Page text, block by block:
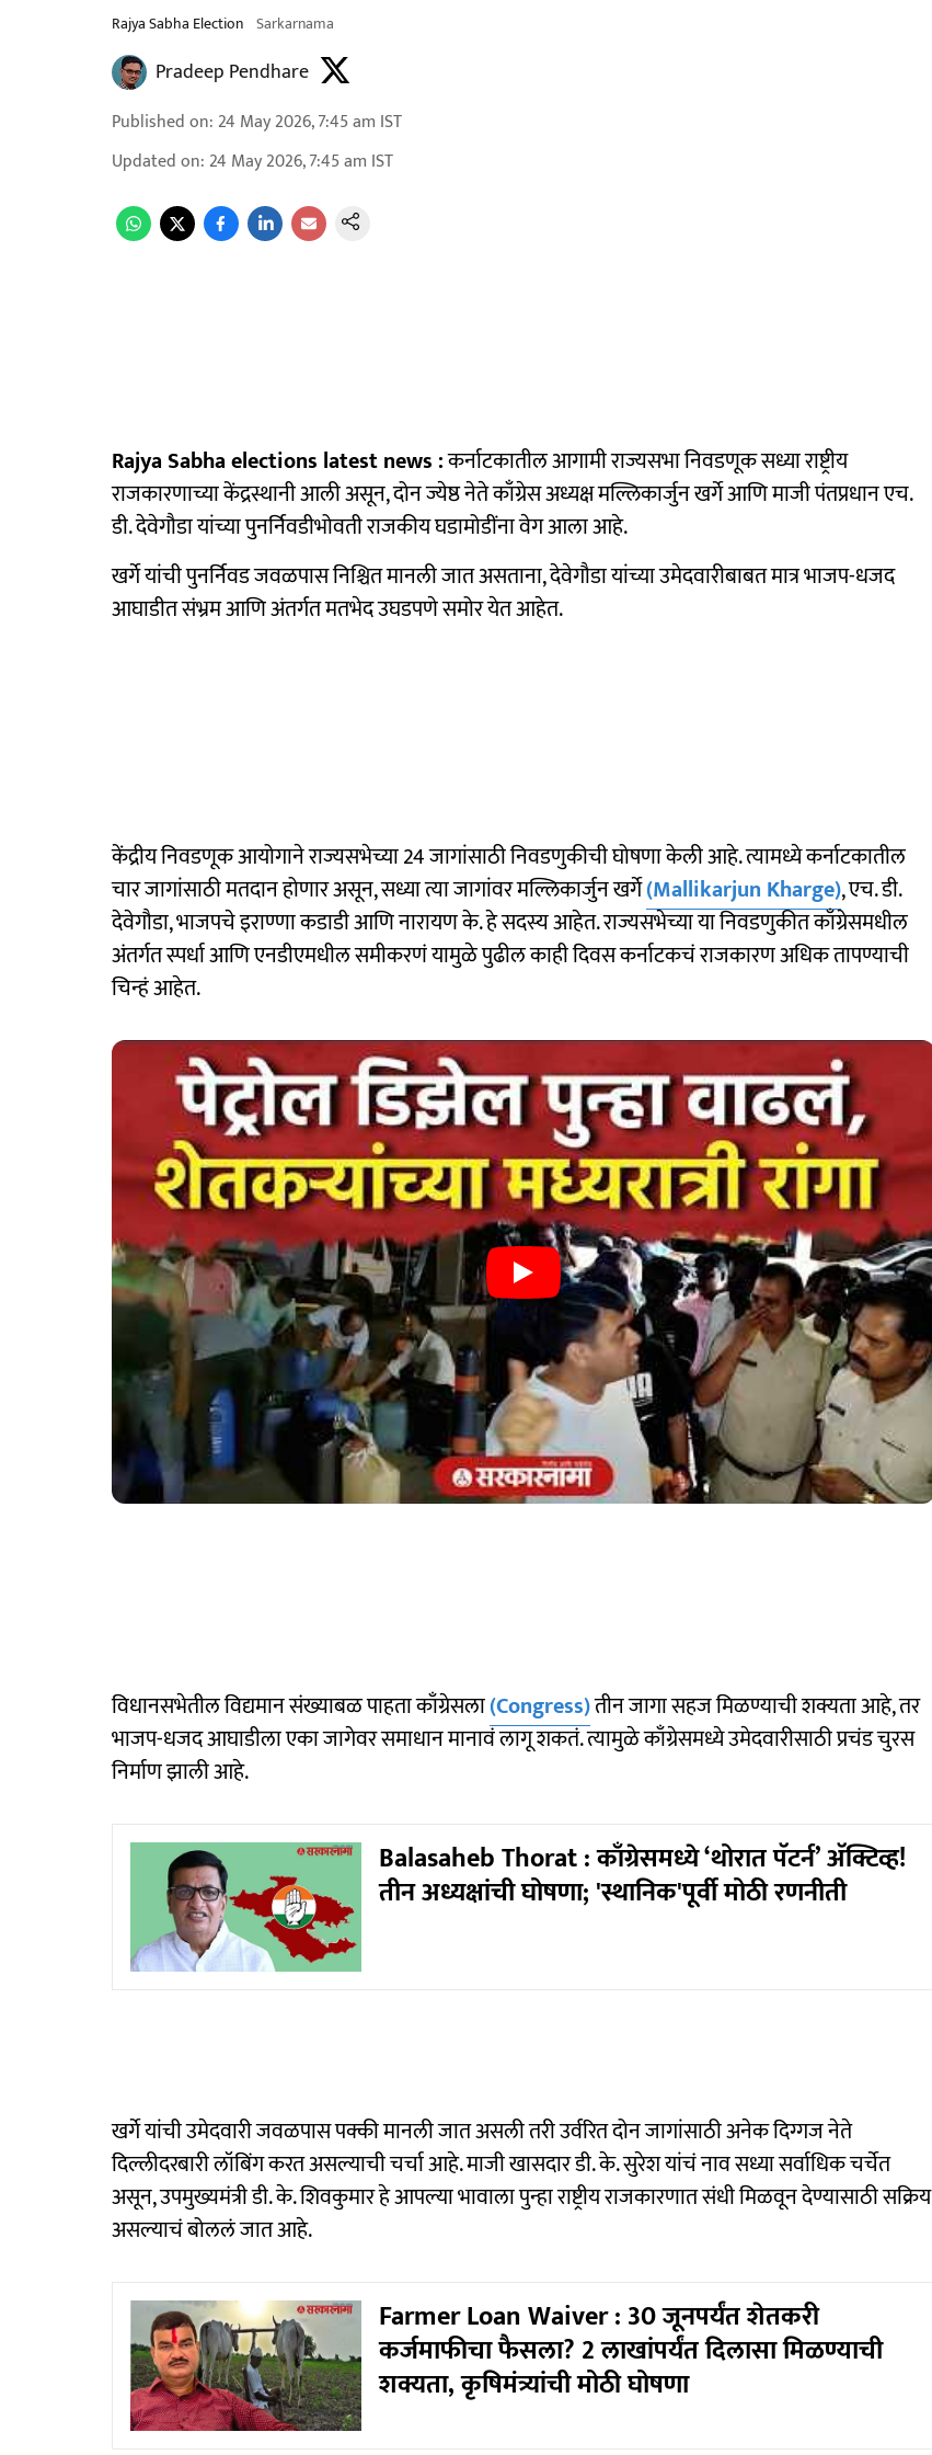
Rajya Sabha Election Sarkarnama
Pradeep Pendhare
Published on: 24 May 2026, 7:45 am IST
Updated on: 24 May 2026, 7:45 am IST
Rajya Sabha elections latest news :कर्नाटकातील आगामी राज्यसभा निवडणूक सध्या राष्ट्रीय
राजकारणाच्या केंद्रस्थानी आली असून, दोन ज्येष्ठ नेते काँग्रेस अध्यक्ष मल्लिकार्जुन खर्गे आणि माजी पंतप्रधान एच.
डी. देवेगौडा यांच्या पुनर्निवडीभोवती राजकीय घडामोडींना वेग आला आहे.
खर्गे यांची पुनर्निवड जवळपास निश्चित मानली जात असताना, देवेगौडा यांच्या उमेदवारीबाबत मात्र भाजप-धजद
आघाडीत संभ्रम आणि अंतर्गत मतभेद उघडपणे समोर येत आहेत.
केंद्रीय निवडणूक आयोगाने राज्यसभेच्या 24 जागांसाठी निवडणुकीची घोषणा केली आहे. त्यामध्ये कर्नाटकातील
चार जागांसाठी मतदान होणार असून, सध्या त्या जागांवर मल्लिकार्जुन खर्गे(Mallikarjun Kharge), एच. डी.
देवेगौडा, भाजपचे इराण्णा कडाडी आणि नारायण के. हे सदस्य आहेत. राज्यसभेच्या या निवडणुकीत काँग्रेसमधील
अंतर्गत स्पर्धा आणि एनडीएमधील समीकरणं यामुळे पुढील काही दिवस कर्नाटकचं राजकारण अधिक तापण्याची
चिन्हं आहेत.
विधानसभेतील विद्यमान संख्याबळ पाहता काँग्रेसला(Congress)तीन जागा सहज मिळण्याची शक्यता आहे, तर
भाजप-धजद आघाडीला एका जागेवर समाधान मानावं लागू शकतं. त्यामुळे काँग्रेसमध्ये उमेदवारीसाठी प्रचंड चुरस
निर्माण झाली आहे.
Balasaheb Thorat : काँग्रेसमध्ये ‘थोरात पॅटर्न’ अ‍ॅक्टिव्ह!
तीन अध्यक्षांची घोषणा; 'स्थानिक'पूर्वी मोठी रणनीती
खर्गे यांची उमेदवारी जवळपास पक्की मानली जात असली तरी उर्वरित दोन जागांसाठी अनेक दिग्गज नेते
दिल्लीदरबारी लॉबिंग करत असल्याची चर्चा आहे. माजी खासदार डी. के. सुरेश यांचं नाव सध्या सर्वाधिक चर्चेत
असून, उपमुख्यमंत्री डी. के. शिवकुमार हे आपल्या भावाला पुन्हा राष्ट्रीय राजकारणात संधी मिळवून देण्यासाठी सक्रिय
असल्याचं बोललं जात आहे.
Farmer Loan Waiver : 30 जूनपर्यंत शेतकरी
कर्जमाफीचा फैसला? 2 लाखांपर्यंत दिलासा मिळण्याची
शक्यता, कृषिमंत्र्यांची मोठी घोषणा